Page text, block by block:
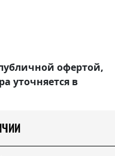
офертой,
уточняется в